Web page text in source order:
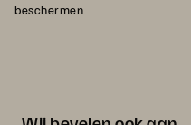
beschermen.